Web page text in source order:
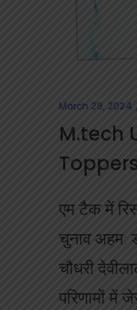
March 29, 2024
M.tech
एम टैक में
चुनाव अहम:
चौधरी
परिणामों में